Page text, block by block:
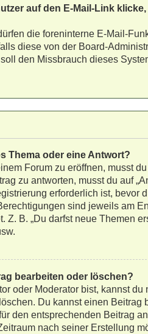
auf den E-Mail-Link
die foreninterne E-Mail-
diese von der Board-
den Missbrauch dieses
Thema oder eine Antwort?
Forum zu eröffnen, musst du
zu antworten, musst du auf
erforderlich ist, bevor
sind jeweils am
Z. B. „Du darfst neue Themen
bearbeiten oder löschen?
oder Moderator bist, kannst du
Du kannst einen Beitrag
den entsprechenden Beitrag
nach seiner Erstellung